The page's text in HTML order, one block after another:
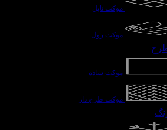
موکت تایل
موکت رول
موکت ساده
موکت طرح دار